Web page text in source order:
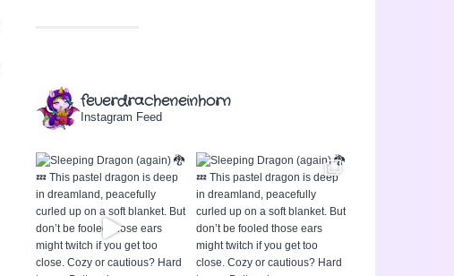
feuerdracheneinhorn
Instagram Feed